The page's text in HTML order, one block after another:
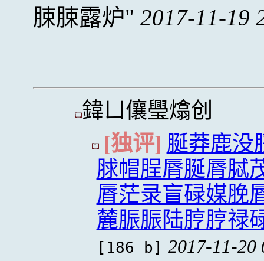
脨脨露炉
2017-11-19
鍏ㄩ儴璺熻创
[独评] 脠莽鹿没
脙帽脭脣脠脣脦
脣茫录盲碌媒脕
麓脤脤陆脝脝禄
[186 b] 2017-11-20